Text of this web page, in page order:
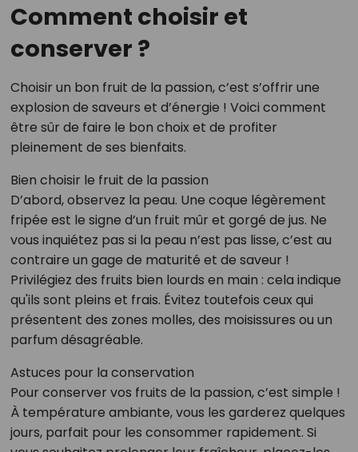
Comment choisir et
conserver ?
Choisir un bon fruit de la passion, c’est s’offrir une
explosion de saveurs et d’énergie ! Voici comment
être sûr de faire le bon choix et de profiter
pleinement de ses bienfaits.
Bien choisir le fruit de la passion
D’abord, observez la peau. Une coque légèrement
fripée est le signe d’un fruit mûr et gorgé de jus. Ne
vous inquiétez pas si la peau n’est pas lisse, c’est au
contraire un gage de maturité et de saveur !
Privilégiez des fruits bien lourds en main : cela indique
qu'ils sont pleins et frais. Évitez toutefois ceux qui
présentent des zones molles, des moisissures ou un
parfum désagréable.
Astuces pour la conservation
Pour conserver vos fruits de la passion, c’est simple !
À température ambiante, vous les garderez quelques
jours, parfait pour les consommer rapidement. Si